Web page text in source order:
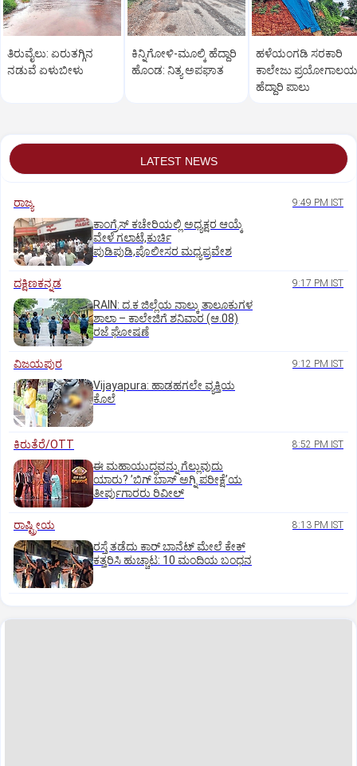
ತಿರುವೈಲು: ಏರುತಗ್ಗಿನ
ನಡುವೆ ಏಳುಬೀಳು
ಕಿನ್ನಿಗೋಳಿ-ಮೂಲ್ಕಿ ಹೆದ್ದಾರಿ
ಹೊಂಡ: ನಿತ್ಯ ಅಪಘಾತ
ಹಳೆಯಂಗಡಿ ಸರಕಾರಿ
ಕಾಲೇಜು ಪ್ರಯೋಗಾಲಯ
ಹೆದ್ದಾರಿ ಪಾಲು
LATEST NEWS
ರಾಜ್ಯ 9:49 PM IST
ಕಾಂಗ್ರೆಸ್ ಕಚೇರಿಯಲ್ಲಿ ಅಧ್ಯಕ್ಷರ ಆಯ್ಕೆ
ವೇಳೆ ಗಲಾಟೆ,ಕುರ್ಚಿ
ಪುಡಿಪುಡಿ,ಪೊಲೀಸರ ಮಧ್ಯಪ್ರವೇಶ
ದಕ್ಷಿಣಕನ್ನಡ 9:17 PM IST
RAIN: ದ.ಕ ಜಿಲ್ಲೆಯ ನಾಲ್ಕು ತಾಲೂಕುಗಳ
ಶಾಲಾ – ಕಾಲೇಜಿಗೆ ಶನಿವಾರ (ಆ.08)
ರಜೆ ಘೋಷಣೆ
ವಿಜಯಪುರ 9:12 PM IST
Vijayapura: ಹಾಡಹಗಲೇ ವ್ಯಕ್ತಿಯ
ಕೊಲೆ
ಕಿರುತೆರೆ/OTT 8:52 PM IST
ಈ ಮಹಾಯುದ್ಧವನ್ನು ಗೆಲ್ಲುವುದು
ಯಾರು? ʼಬಿಗ್‌ ಬಾಸ್‌ ಅಗ್ನಿ ಪರೀಕ್ಷೆʼಯ
ತೀರ್ಪುಗಾರರು ರಿವೀಲ್
ರಾಷ್ಟ್ರೀಯ 8:13 PM IST
ರಸ್ತೆ ತಡೆದು ಕಾರ್ ಬಾನೆಟ್ ಮೇಲೆ ಕೇಕ್
ಕತ್ತರಿಸಿ ಹುಚ್ಚಾಟ: 10 ಮಂದಿಯ ಬಂಧನ